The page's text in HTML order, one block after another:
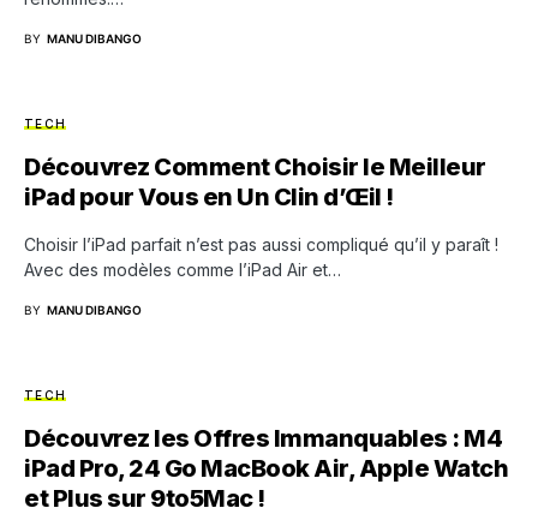
BY MANU DIBANGO
TECH
Découvrez Comment Choisir le Meilleur
iPad pour Vous en Un Clin d’Œil !
Choisir l’iPad parfait n’est pas aussi compliqué qu’il y paraît !
Avec des modèles comme l’iPad Air et…
BY MANU DIBANGO
TECH
Découvrez les Offres Immanquables : M4
iPad Pro, 24 Go MacBook Air, Apple Watch
et Plus sur 9to5Mac !